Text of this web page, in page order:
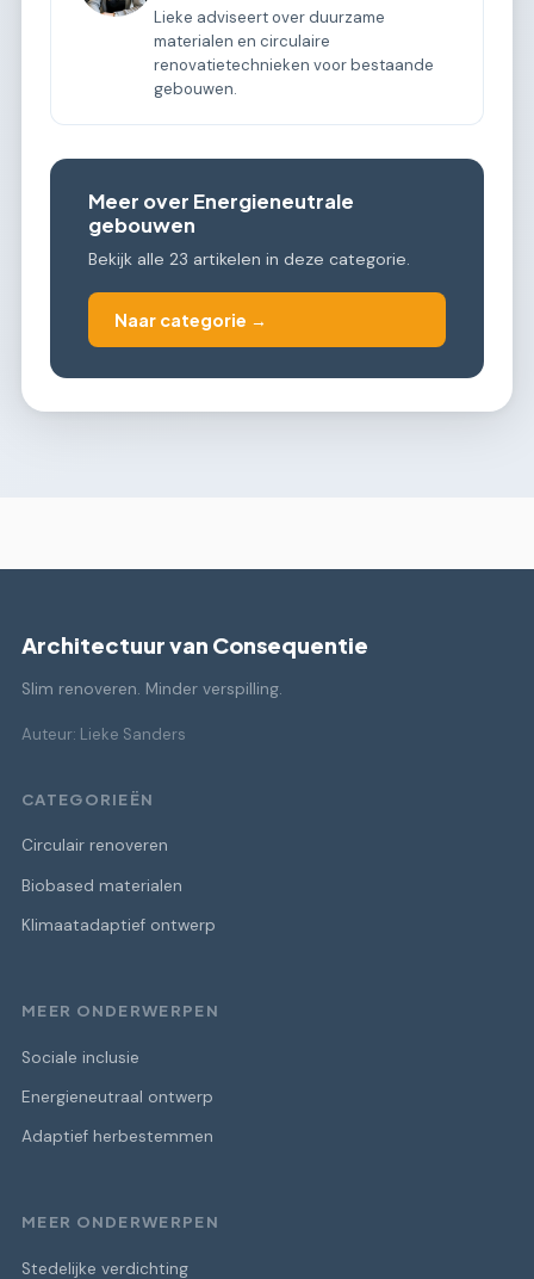
Lieke adviseert over duurzame
materialen en circulaire
renovatietechnieken voor bestaande
gebouwen.
Meer over Energieneutrale
gebouwen
Bekijk alle 23 artikelen in deze categorie.
Naar categorie →
Architectuur van Consequentie
Slim renoveren. Minder verspilling.
Auteur: Lieke Sanders
CATEGORIEËN
Circulair renoveren
Biobased materialen
Klimaatadaptief ontwerp
MEER ONDERWERPEN
Sociale inclusie
Energieneutraal ontwerp
Adaptief herbestemmen
MEER ONDERWERPEN
Stedelijke verdichting